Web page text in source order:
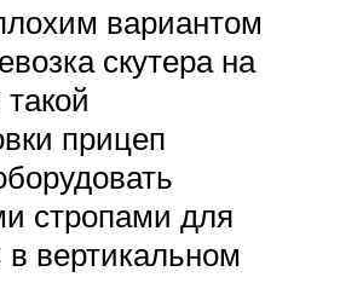
вариантом
скутера на
прицеп
стропами для
вертикальном